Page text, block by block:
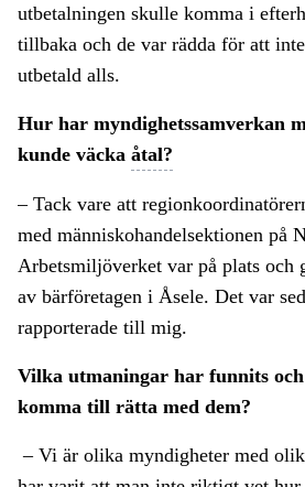
utbetalningen skulle komma i
tillbaka och de var rädda för att
utbetald alls.
Hur har myndighetssamverkan
kunde väcka åtal?
– Tack vare att
med människohandelsektionen på
Arbetsmiljöverket var på plats och
av bärföretagen i Åsele. Det var
rapporterade till mig.
Vilka utmaningar har funnits
komma till rätta med dem?
– Vi är olika myndigheter med